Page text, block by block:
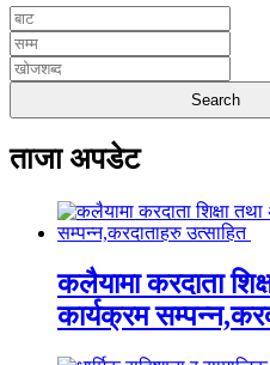
ताजा अपडेट
कलैयामा करदाता
कार्यक्रम